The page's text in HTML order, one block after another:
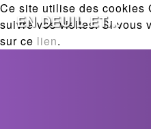
Ce site utilise des cookies
suivre vos visites. Si vous
sur ce lien.
EN DEUIL ET...